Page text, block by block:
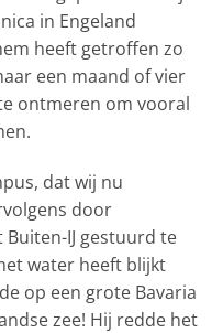
in Engeland
heeft getroffen zo
een maand of vier
ontmeren om vooral
dat wij nu
door
IJ gestuurd te
water heeft blijkt
op een grote Bavaria
zee! Hij redde het